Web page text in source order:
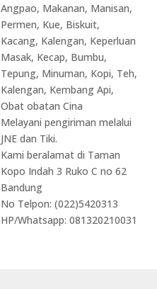
Angpao, Makanan, Manisan,
Permen, Kue, Biskuit,
Kacang, Kalengan, Keperluan
Masak, Kecap, Bumbu,
Tepung, Minuman, Kopi, Teh,
Kalengan, Kembang Api,
Obat obatan Cina
Melayani pengiriman melalui
JNE dan Tiki.
Kami beralamat di Taman
Kopo Indah 3 Ruko C no 62
Bandung
No Telpon: (022)5420313
HP/Whatsapp: 081320210031